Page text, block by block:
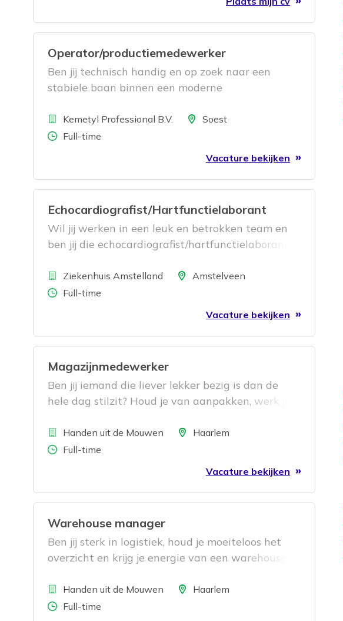
Operator/productiemedewerker
Ben jij technisch handig en op zoek naar een
stabiele baan binnen een moderne
Productiemedewerker in Soest iets voor jou!
BedrijfKemetyl Professional B.V. LocatieSoest
Aantal uren
Full-time
Vacature bekijken
Echocardiografist/Hartfunctielaborant
Wil jij werken in een leuk en betrokken team en
ben jij die echocardiografist/hartfunctielaborant
BedrijfZiekenhuis Amstelland LocatieAmstelveen
Aantal uren
Full-time
Vacature bekijken
Magazijnmedewerker
Ben jij iemand die liever lekker bezig is dan de
hele dag stilzit? Houd je van aanpakken, werk je
netjes en op tijd de deur uitgaat? Dan zoeken wij
jou.
BedrijfHanden uit de Mouwen LocatieHaarlem
Aantal uren
Full-time
Vacature bekijken
Warehouse manager
Ben jij sterk in logistiek, houd je moeiteloos het
overzicht en krijg je energie van een warehouse
functie voor je.
BedrijfHanden uit de Mouwen LocatieHaarlem
Aantal uren
Full-time